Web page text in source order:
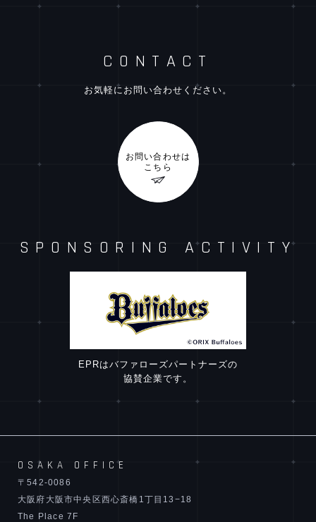
CONTACT
お気軽に お問い合わせ ください。
お問い合わせは
こちら
SPONSORINGACTIVITY
EPRはバファローズパートナーズの
協賛企業です。
OSAKA OFFICE
〒542-0086
大阪府大阪市中央区西心斎橋1丁目13−18
The Place 7F